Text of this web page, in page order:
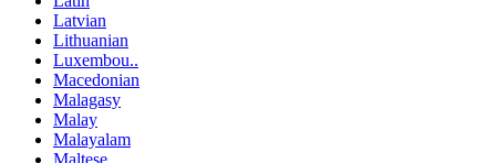
Latvian
Lithuanian
Luxembou..
Macedonian
Malagasy
Malay
Malayalam